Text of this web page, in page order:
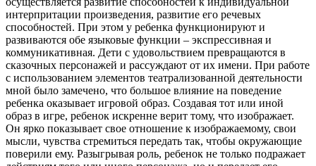
интерпритации произведения, развитие его речевых
способностей. При этом у ребенка функционируют и
развиваются обе языковые функции – экспрессивная и
коммуникативная. Дети с удовольствием превращаются в
сказочных персонажей и рассуждают от их имени. При работе
с использованием элементов театрализованной деятельности
мной было замечено, что большое влияние на поведение
ребенка оказывает игровой образ. Создавая тот или иной
образ в игре, ребенок искренне верит тому, что изображает.
Он ярко показывает свое отношение к изображаемому, свои
мысли, чувства стремиться передать так, чтобы окружающие
поверили ему. Разыгрывая роль, ребенок не только подражает